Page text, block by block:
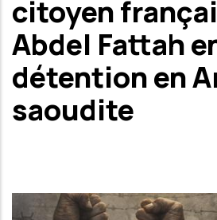
citoyen
Abdel Fattah
détention en
saoudite